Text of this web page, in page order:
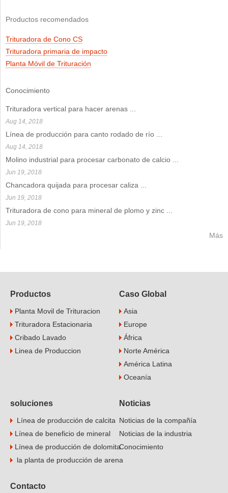
Productos recomendados
Trituradora de Cono CS
Trituradora primaria de impacto
Planta Móvil de Trituración
Conocimiento
Trituradora vertical para hacer arenas
Aug 14, 2018
Línea de producción para canto rodado de río
Aug 14, 2018
Molino industrial para procesar carbonato de calcio
Jun 19, 2018
Chancadora quijada para procesar caliza
Jun 19, 2018
Trituradora de cono para mineral de plomo y zinc
Jun 19, 2018
Más
Productos
Planta Movil de Trituracion
Trituradora Estacionaria
Cribado Lavado
Linea de Produccion
Caso Global
Asia
Europe
África
Norte América
América Latina
Oceanía
soluciones
Línea de producción de calcita
Línea de beneficio de mineral
Línea de producción de dolomita
la planta de producción de arena
Noticias
Noticias de la compañía
Noticias de la industria
Conocimiento
Contacto